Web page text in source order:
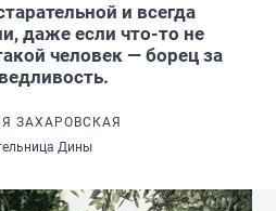
и всегда
даже если что-то не
человек — борец за
ЗАХАРОВСКАЯ
Дины